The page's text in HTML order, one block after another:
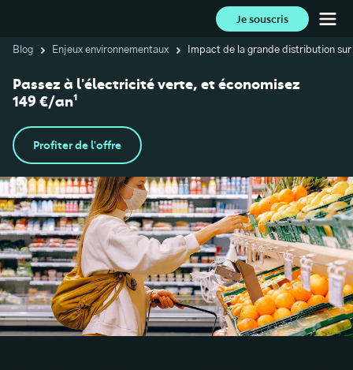
Je souscris
Blog Enjeux environnementaux Impact de la grande distribution
Passez à l'électricité verte, et économisez
149 €/an¹
Profiter de l'offre